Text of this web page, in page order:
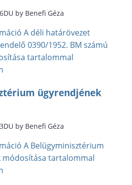
by Benefi Géza
A déli határövezet
0390/1952. BM számú
tartalommal
ügyrendjének
by Benefi Géza
A Belügyminisztérium
módosítása tartalommal